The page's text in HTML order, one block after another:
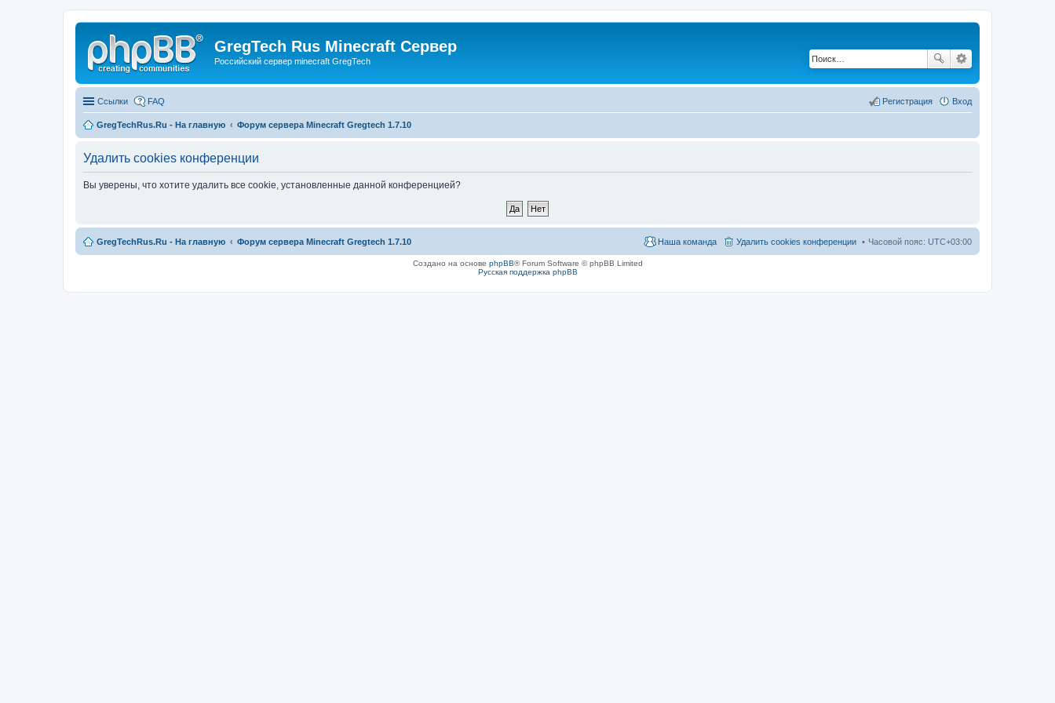
GregTech Rus Minecraft Сервер
Российский сервер minecraft GregTech
Ссылки FAQ Вход
Регистрация
GregTechRus.Ru - На главную Форум сервера Minecraft Gregtech 1.7.10
Удалить cookies конференции
Вы уверены, что хотите удалить все cookie, установленные данной конференцией?
GregTechRus.Ru - На главную Форум сервера Minecraft Gregtech 1.7.10 Часовой пояс: UTC+03:00
Удалить cookies конференции
Наша команда
Создано на основе phpBB® Forum Software © phpBB Limited
Русская поддержка phpBB